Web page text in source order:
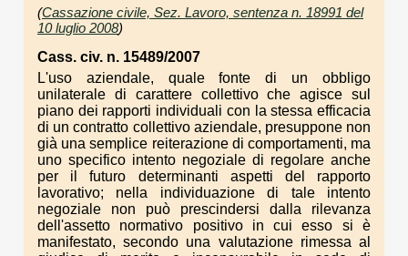
(Cassazione civile, Sez. Lavoro, sentenza n. 18991 del
10 luglio 2008)
Cass. civ. n. 15489/2007
L'uso aziendale, quale fonte di un obbligo
unilaterale di carattere collettivo che agisce sul
piano dei rapporti individuali con la stessa efficacia
di un contratto collettivo aziendale, presuppone non
già una semplice reiterazione di comportamenti, ma
uno specifico intento negoziale di regolare anche
per il futuro determinanti aspetti del rapporto
lavorativo; nella individuazione di tale intento
negoziale non può prescindersi dalla rilevanza
dell'assetto normativo positivo in cui esso si è
manifestato, secondo una valutazione rimessa al